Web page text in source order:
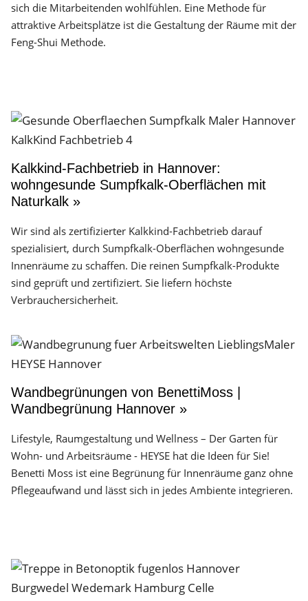
sich die Mitarbeitenden wohlfühlen. Eine Methode für
attraktive Arbeitsplätze ist die Gestaltung der Räume mit der
Feng-Shui Methode.
Kalkkind-Fachbetrieb in Hannover:
wohngesunde Sumpfkalk-Oberflächen mit
Naturkalk »
Wir sind als zertifizierter Kalkkind-Fachbetrieb darauf
spezialisiert, durch Sumpfkalk-Oberflächen wohngesunde
Innenräume zu schaffen. Die reinen Sumpfkalk-Produkte
sind geprüft und zertifiziert. Sie liefern höchste
Verbrauchersicherheit.
Wandbegrünungen von BenettiMoss |
Wandbegrünung Hannover »
Lifestyle, Raumgestaltung und Wellness – Der Garten für
Wohn- und Arbeitsräume - HEYSE hat die Ideen für Sie!
Benetti Moss ist eine Begrünung für Innenräume ganz ohne
Pflegeaufwand und lässt sich in jedes Ambiente integrieren.